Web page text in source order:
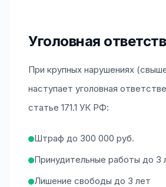
Уголовная
При крупных нарушениях
наступает уголовная
статье 171.1 УК РФ:
Штраф до 300 000 руб.
Принудительные работы до 3
Лишение свободы до 3 лет